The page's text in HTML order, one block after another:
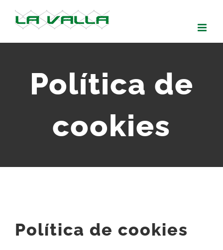
content
Política de
cookies
Política de cookies